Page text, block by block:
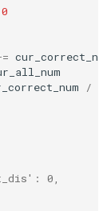
0
cur_correct_num
/
0,